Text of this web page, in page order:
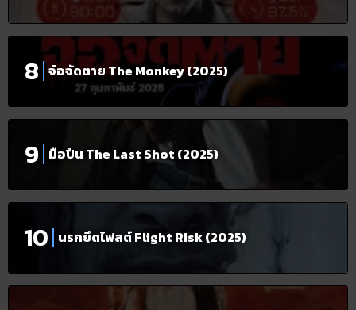
จ๋อจัดตาย The Monkey (2025)
มือปืน The Last Shot (2025)
นรกยึดไฟลต์ Flight Risk (2025)